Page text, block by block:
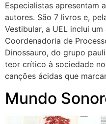
Especialistas apresentam
autores. São 7 livros e,
Vestibular, a UEL inclui
Coordenadoria de
Dinossauro, do grupo
teor crítico à sociedade
canções ácidas que
Mundo